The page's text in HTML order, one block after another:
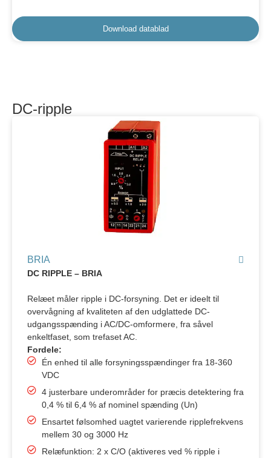
Download datablad
DC-ripple
BRIA
DC RIPPLE – BRIA
Relæet måler ripple i DC-forsyning. Det er ideelt til
overvågning af kvaliteten af den udglattede DC-
udgangsspænding i AC/DC-omformere, fra såvel
enkeltfaset, som trefaset AC.
Fordele:
Én enhed til alle forsyningsspændinger fra 18-360
VDC
4 justerbare underområder for præcis detektering fra
0,4 % til 6,4 % af nominel spænding (Un)
Ensartet følsomhed uagtet varierende ripplefrekvens
mellem 30 og 3000 Hz
Relæfunktion: 2 x C/O (aktiveres ved % ripple i